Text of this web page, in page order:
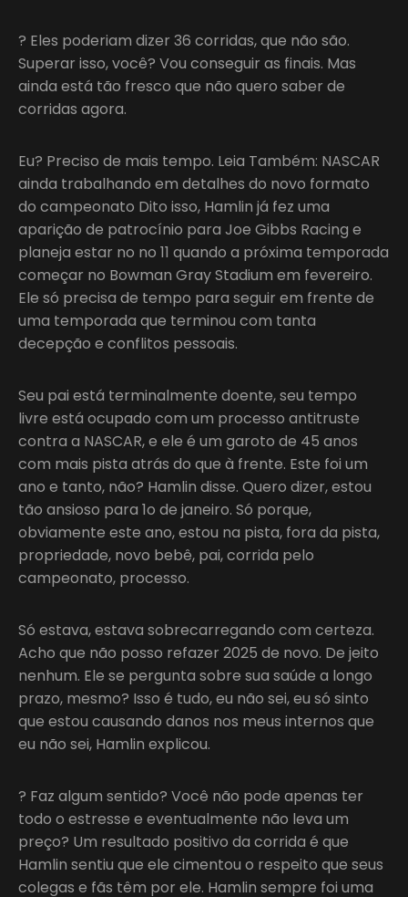
? Eles poderiam dizer 36 corridas, que não são.
Superar isso, você? Vou conseguir as finais. Mas
ainda está tão fresco que não quero saber de
corridas agora.
Eu? Preciso de mais tempo. Leia Também: NASCAR
ainda trabalhando em detalhes do novo formato
do campeonato Dito isso, Hamlin já fez uma
aparição de patrocínio para Joe Gibbs Racing e
planeja estar no no 11 quando a próxima temporada
começar no Bowman Gray Stadium em fevereiro.
Ele só precisa de tempo para seguir em frente de
uma temporada que terminou com tanta
decepção e conflitos pessoais.
Seu pai está terminalmente doente, seu tempo
livre está ocupado com um processo antitruste
contra a NASCAR, e ele é um garoto de 45 anos
com mais pista atrás do que à frente. Este foi um
ano e tanto, não? Hamlin disse. Quero dizer, estou
tão ansioso para 1o de janeiro. Só porque,
obviamente este ano, estou na pista, fora da pista,
propriedade, novo bebê, pai, corrida pelo
campeonato, processo.
Só estava, estava sobrecarregando com certeza.
Acho que não posso refazer 2025 de novo. De jeito
nenhum. Ele se pergunta sobre sua saúde a longo
prazo, mesmo? Isso é tudo, eu não sei, eu só sinto
que estou causando danos nos meus internos que
eu não sei, Hamlin explicou.
? Faz algum sentido? Você não pode apenas ter
todo o estresse e eventualmente não leva um
preço? Um resultado positivo da corrida é que
Hamlin sentiu que ele cimentou o respeito que seus
colegas e fãs têm por ele. Hamlin sempre foi uma